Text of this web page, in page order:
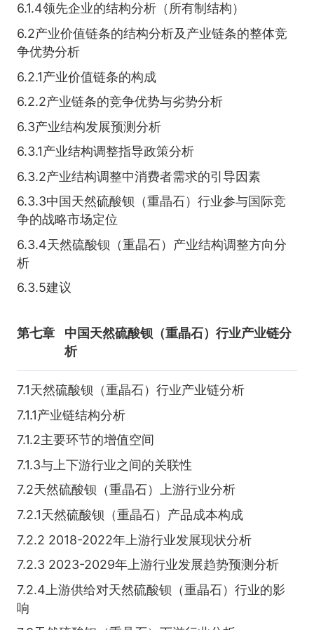
6.1.4领先企业的结构分析（所有制结构）
6.2产业价值链条的结构分析及产业链条的整体竞
争优势分析
6.2.1产业价值链条的构成
6.2.2产业链条的竞争优势与劣势分析
6.3产业结构发展预测分析
6.3.1产业结构调整指导政策分析
6.3.2产业结构调整中消费者需求的引导因素
6.3.3中国天然硫酸钡（重晶石）行业参与国际竞
争的战略市场定位
6.3.4天然硫酸钡（重晶石）产业结构调整方向分
析
6.3.5建议
第七章
中国天然硫酸钡（重晶石）行业产业链分
析
7.1天然硫酸钡（重晶石）行业产业链分析
7.1.1产业链结构分析
7.1.2主要环节的增值空间
7.1.3与上下游行业之间的关联性
7.2天然硫酸钡（重晶石）上游行业分析
7.2.1天然硫酸钡（重晶石）产品成本构成
7.2.2 2018-2022年上游行业发展现状分析
7.2.3 2023-2029年上游行业发展趋势预测分析
7.2.4上游供给对天然硫酸钡（重晶石）行业的影
响